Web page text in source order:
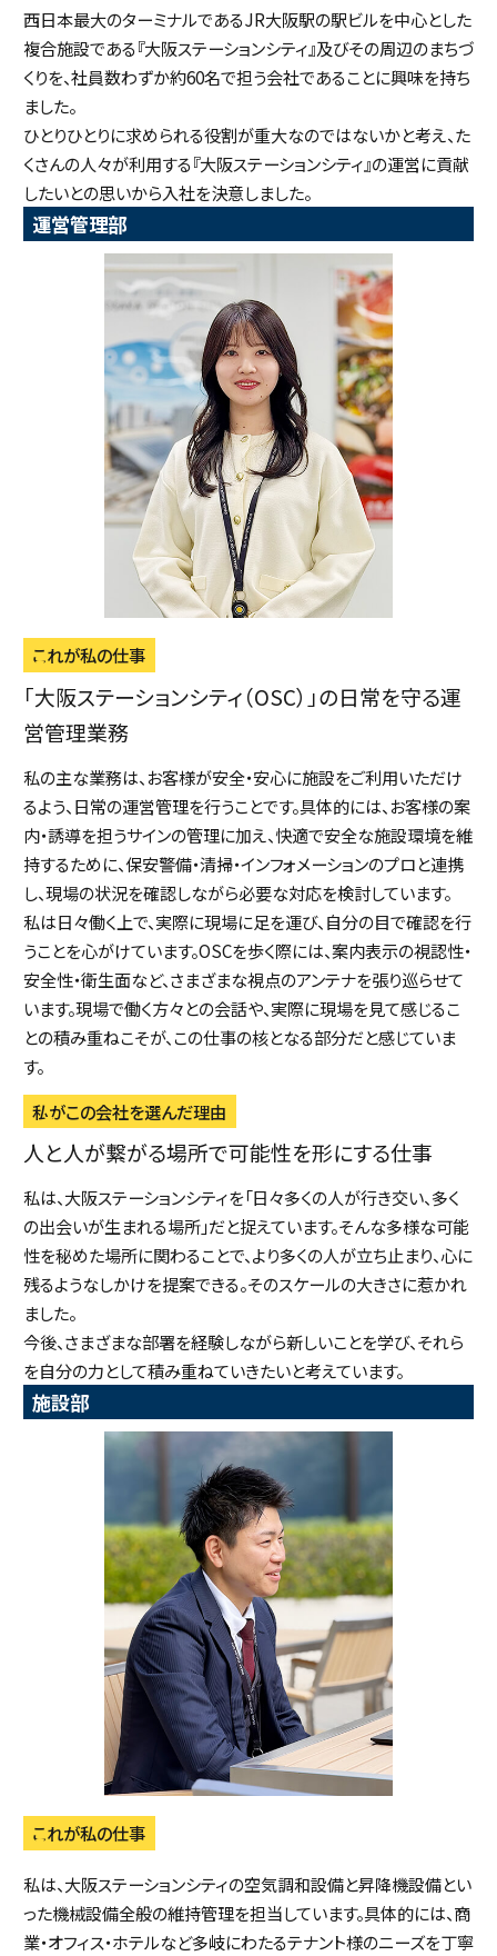
西日本最大のターミナルであるJR大阪駅の駅ビルを中心とした
複合施設である『大阪ステーションシティ』及びその周辺のまちづ
くりを、社員数わずか約60名で担う会社であることに興味を持ち
ました。
ひとりひとりに求められる役割が重大なのではないかと考え、た
くさんの人々が利用する『大阪ステーションシティ』の運営に貢献
したいとの思いから入社を決意しました。
運営管理部
これが私の仕事
「大阪ステーションシティ（OSC）」の日常を守る運
営管理業務
私の主な業務は、お客様が安全・安心に施設をご利用いただけ
るよう、日常の運営管理を行うことです。具体的には、お客様の案
内・誘導を担うサインの管理に加え、快適で安全な施設環境を維
持するために、保安警備・清掃・インフォメーションのプロと連携
し、現場の状況を確認しながら必要な対応を検討しています。
私は日々働く上で、実際に現場に足を運び、自分の目で確認を行
うことを心がけています。OSCを歩く際には、案内表示の視認性・
安全性・衛生面など、さまざまな視点のアンテナを張り巡らせて
います。現場で働く方々との会話や、実際に現場を見て感じるこ
との積み重ねこそが、この仕事の核となる部分だと感じていま
す。
私がこの会社を選んだ理由
人と人が繋がる場所で可能性を形にする仕事
私は、大阪ステーションシティを「日々多くの人が行き交い、多く
の出会いが生まれる場所」だと捉えています。そんな多様な可能
性を秘めた場所に関わることで、より多くの人が立ち止まり、心に
残るようなしかけを提案できる。そのスケールの大きさに惹かれ
ました。
今後、さまざまな部署を経験しながら新しいことを学び、それら
を自分の力として積み重ねていきたいと考えています。
施設部
これが私の仕事
私は、大阪ステーションシティの空気調和設備と昇降機設備とい
った機械設備全般の維持管理を担当しています。具体的には、商
業・オフィス・ホテルなど多岐にわたるテナント様のニーズを丁寧